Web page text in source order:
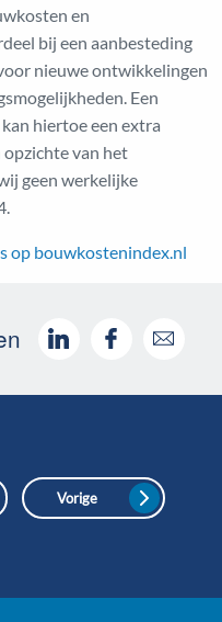
en
bij een aanbesteding
nieuwe ontwikkelingen
Een
hiertoe een extra
van het
geen werkelijke
op bouwkostenindex.nl
Vorige